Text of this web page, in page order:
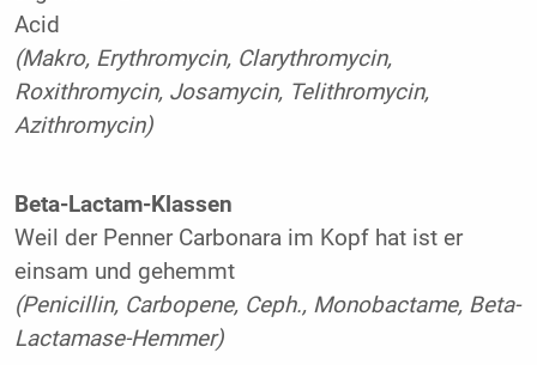
Acid
(Makro, Erythromycin, Clarythromycin,
Roxithromycin, Josamycin, Telithromycin,
Azithromycin)
Beta-Lactam-Klassen
Weil der Penner Carbonara im Kopf hat ist er
einsam und gehemmt
(Penicillin, Carbopene, Ceph., Monobactame, Beta-
Lactamase-Hemmer)